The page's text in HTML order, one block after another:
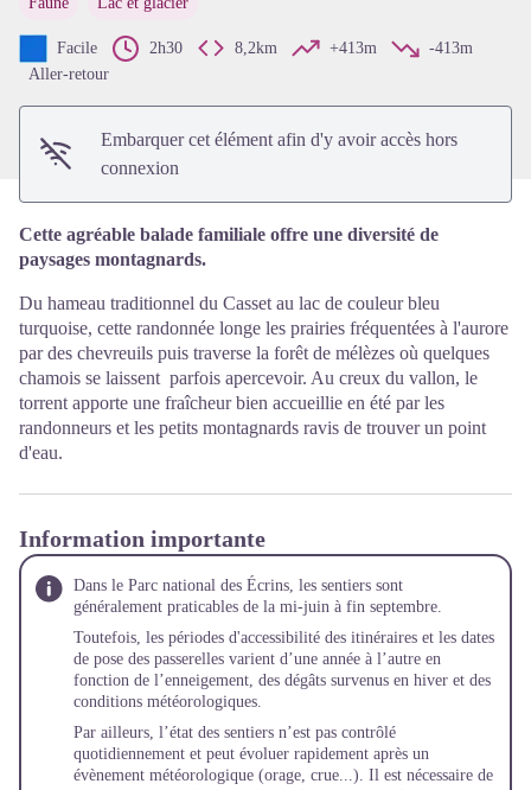
Facile 2h30 8,2km +413m
-413m
Aller-retour
Embarquer cet élément afin d'y avoir accès hors
connexion
Cette agréable balade familiale offre une diversité de
paysages montagnards.
Du hameau traditionnel du Casset au lac de couleur bleu
turquoise, cette randonnée longe les prairies fréquentées à l'aurore
par des chevreuils puis traverse la forêt de mélèzes où quelques
chamois se laissent parfois apercevoir. Au creux du vallon, le
torrent apporte une fraîcheur bien accueillie en été par les
randonneurs et les petits montagnards ravis de trouver un point
d'eau.
Information importante
Dans le Parc national des Écrins, les sentiers sont
généralement praticables de la mi-juin à fin septembre.
Toutefois, les périodes d'accessibilité des itinéraires et les dates
de pose des passerelles varient d’une année à l’autre en
fonction de l’enneigement, des dégâts survenus en hiver et des
conditions météorologiques.
Par ailleurs, l’état des sentiers n’est pas contrôlé
quotidiennement et peut évoluer rapidement après un
évènement météorologique (orage, crue...). Il est nécessaire de